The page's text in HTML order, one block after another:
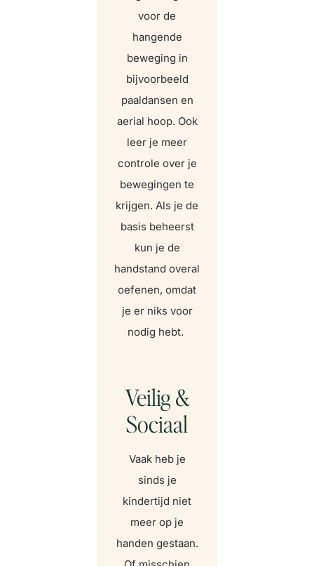
voor de
hangende
beweging in
bijvoorbeeld
paaldansen en
aerial hoop. Ook
leer je meer
controle over je
bewegingen te
krijgen. Als je de
basis beheerst
kun je de
handstand overal
oefenen, omdat
je er niks voor
nodig hebt.
Veilig &
Sociaal
Vaak heb je
sinds je
kindertijd niet
meer op je
handen gestaan.